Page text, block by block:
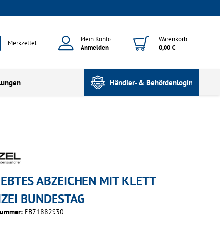
Merkzettel
Mein Konto
Anmelden
Warenkorb
0,00 €
Händler- & Behördenlogin
ABZEICHEN MIT KLETT
BUNDESTAG
EB71882930